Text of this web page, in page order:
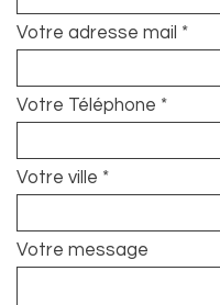
Votre adresse mail *
Votre Téléphone *
Votre ville *
Votre message